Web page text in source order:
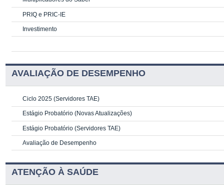
PRIQ e PRIC-IE
Investimento
AVALIAÇÃO DE DESEMPENHO
Ciclo 2025 (Servidores TAE)
Estágio Probatório (Novas Atualizações)
Estágio Probatório (Servidores TAE)
Avaliação de Desempenho
ATENÇÃO À SAÚDE